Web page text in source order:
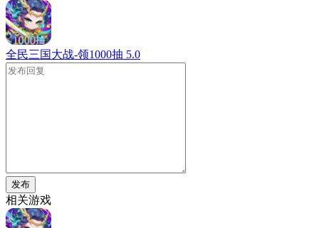
全民三国大战-领1000抽 5.0
发布
相关游戏